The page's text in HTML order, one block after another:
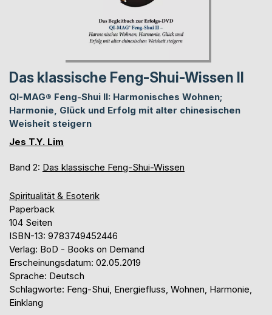
Das klassische Feng-Shui-Wissen II
QI-MAG® Feng-Shui II: Harmonisches Wohnen;
Harmonie, Glück und Erfolg mit alter chinesischen
Weisheit steigern
Jes T.Y. Lim
Band 2: Das klassische Feng-Shui-Wissen
Spiritualität & Esoterik
Paperback
104 Seiten
ISBN-13: 9783749452446
Verlag: BoD - Books on Demand
Erscheinungsdatum: 02.05.2019
Sprache: Deutsch
Schlagworte: Feng-Shui, Energiefluss, Wohnen, Harmonie,
Einklang